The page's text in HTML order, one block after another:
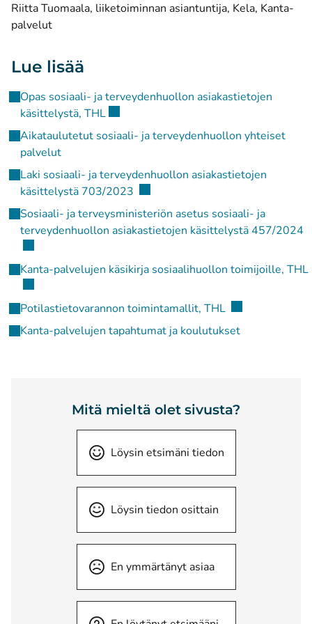
Riitta Tuomaala, liiketoiminnan asiantuntija, Kela, Kanta-
palvelut
Lue lisää
Opas sosiaali- ja terveydenhuollon asiakastietojen
käsittelystä, THL(avautuu uuteen ikkunaan)
Aikataulutetut sosiaali- ja terveydenhuollon yhteiset
palvelut
Laki sosiaali- ja terveydenhuollon asiakastietojen
käsittelystä 703/2023
Sosiaali- ja terveysministeriön asetus sosiaali- ja
terveydenhuollon asiakastietojen käsittelystä 457/2024
Kanta-palvelujen käsikirja sosiaalihuollon toimijoille, THL
Potilastietovarannon toimintamallit, THL
Kanta-palvelujen tapahtumat ja koulutukset
Mitä mieltä olet sivusta?
Löysin etsimäni tiedon
Löysin tiedon osittain
En ymmärtänyt asiaa